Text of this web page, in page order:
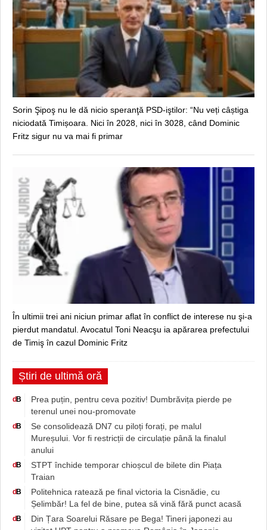
Sorin Şipoş nu le dă nicio speranţă PSD-iştilor: “Nu veți câștiga
niciodată Timișoara. Nici în 2028, nici în 3028, când Dominic
Fritz sigur nu va mai fi primar
În ultimii trei ani niciun primar aflat în conflict de interese nu şi-a
pierdut mandatul. Avocatul Toni Neacşu ia apărarea prefectului
de Timiş în cazul Dominic Fritz
Știri de ultimă oră
d B
Prea puțin, pentru ceva pozitiv! Dumbrăvița pierde pe
terenul unei nou-promovate
d B
Se consolidează DN7 cu piloți forați, pe malul
Mureșului. Vor fi restricții de circulație până la finalul
anului
d B
STPT închide temporar chioșcul de bilete din Piața
Traian
d B
Politehnica ratează pe final victoria la Cisnădie, cu
Șelimbăr! La fel de bine, putea să vină fără punct acasă
d B
Din Țara Soarelui Răsare pe Bega! Tineri japonezi au